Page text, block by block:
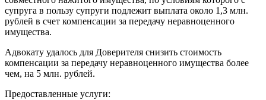
супруга в пользу супруги подлежит выплата около 1,3 млн.
рублей в счет компенсации за передачу неравноценного
имущества.
Адвокату удалось для Доверителя снизить стоимость
компенсации за передачу неравноценного имущества более
чем, на 5 млн. рублей.
Предоставленные услуги: